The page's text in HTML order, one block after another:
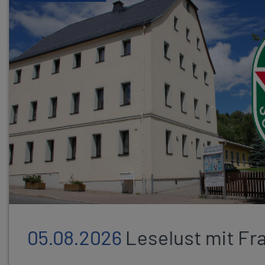
05.08.2026 Leselust mit